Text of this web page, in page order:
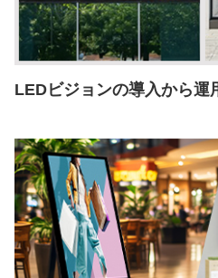
LEDビジョンの導入から運